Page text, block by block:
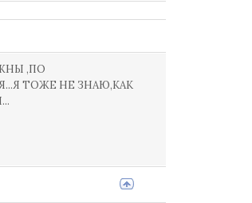
,ПО
ТОЖЕ НЕ ЗНАЮ,КАК